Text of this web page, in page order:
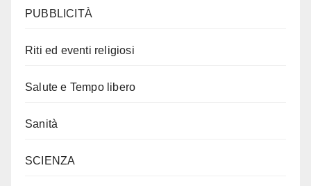
PUBBLICITÀ
Riti ed eventi religiosi
Salute e Tempo libero
Sanità
SCIENZA